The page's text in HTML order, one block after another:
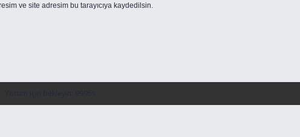
ve site adresim bu tarayıcıya kaydedilsin.